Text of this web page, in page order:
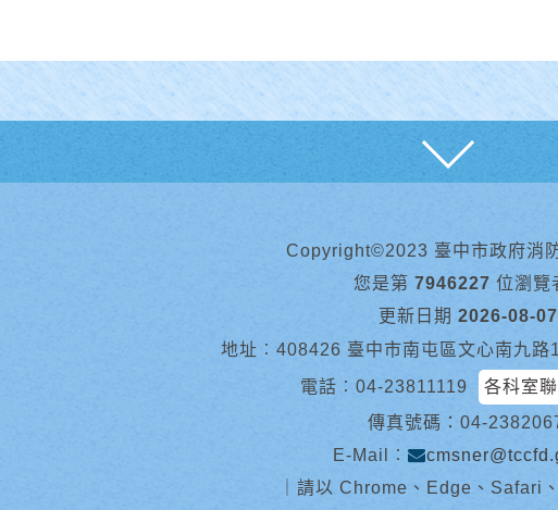
Copyright©2023 臺中市政府消
您是第 7946227 位瀏覽
更新日期 2026-08-07
地址︰408426 臺中市南屯區文心南九路
電話︰ 04-23811119 各科室
傳真號碼：04-
E-Mail︰
請以 Chrome、Edge、Safari